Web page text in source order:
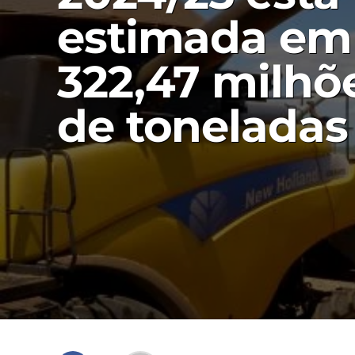
estimada em
322,47
de toneladas